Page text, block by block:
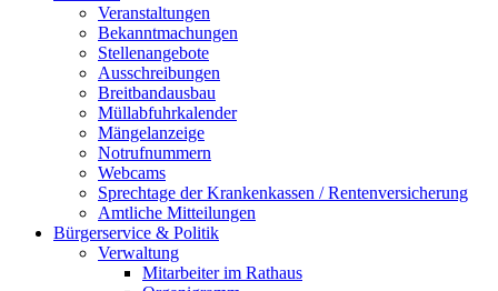
Veranstaltungen
Bekanntmachungen
Stellenangebote
Ausschreibungen
Breitbandausbau
Müllabfuhrkalender
Mängelanzeige
Notrufnummern
Webcams
Sprechtage der Krankenkassen / Rentenversicherung
Amtliche Mitteilungen
Bürgerservice & Politik
Verwaltung
Mitarbeiter im Rathaus